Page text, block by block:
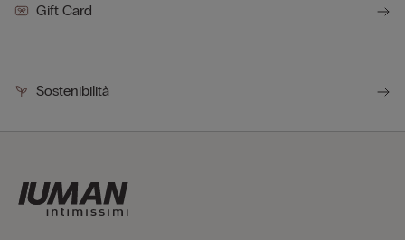
Gift Card
Sostenibilità